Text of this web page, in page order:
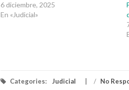
6 diciembre, 2025
En «Judicial»
Categories: Judicial / No